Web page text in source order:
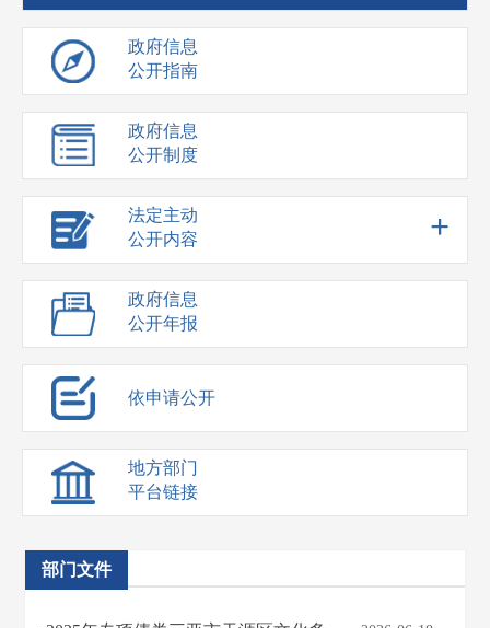
政府信息
公开指南
政府信息
公开制度
法定主动
公开内容
+
政府信息
公开年报
依申请公开
地方部门
平台链接
部门文件